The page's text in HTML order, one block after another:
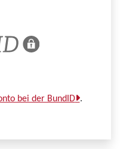
bei der BundID .